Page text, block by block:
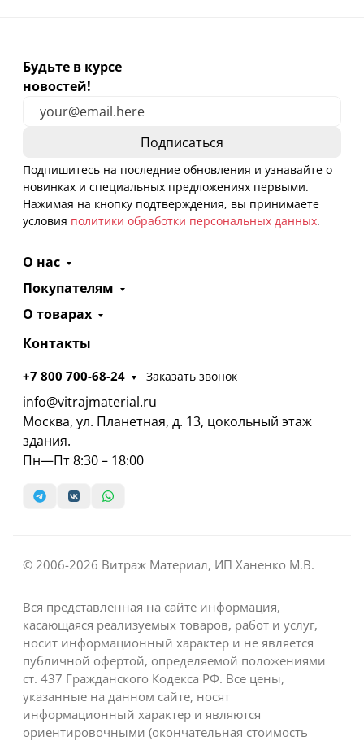
Будьте в курсе
новостей!
Подпишитесь на последние обновления и узнавайте о
новинках и специальных предложениях первыми.
Нажимая на кнопку подтверждения, вы принимаете
условия политики обработки персональных данных.
О нас
Покупателям
О товарах
Контакты
+7 800 700-68-24 Заказать звонок
info@vitrajmaterial.ru
Москва, ул. Планетная, д. 13, цокольный этаж
здания.
Пн—Пт 8:30 – 18:00
© 2006-2026 Витраж Материал, ИП Ханенко М.В.
Вся представленная на сайте информация,
касающаяся реализуемых товаров, работ и услуг,
носит информационный характер и не является
публичной офертой, определяемой положениями
ст. 437 Гражданского Кодекса РФ. Все цены,
указанные на данном сайте, носят
информационный характер и являются
ориентировочными (окончательная стоимость